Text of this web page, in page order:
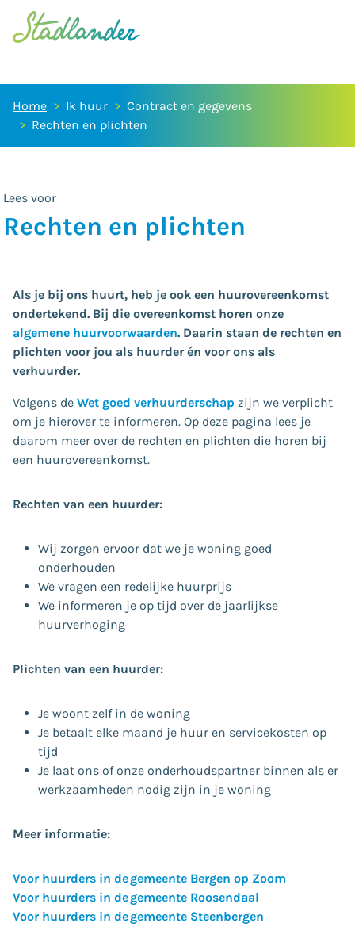
Home Ik huur
Contract en gegevens
Rechten en plichten
Lees voor
Rechten en plichten
Als je bij ons huurt, heb je ook een huurovereenkomst
ondertekend. Bij die overeenkomst horen onze
algemene huurvoorwaarden. Daarin staan de rechten en
plichten voor jou als huurder én voor ons als
verhuurder.
Volgens de Wet goed verhuurderschap zijn we verplicht
om je hierover te informeren. Op deze pagina lees je
daarom meer over de rechten en plichten die horen bij
een huurovereenkomst.
Rechten van een huurder:
Wij zorgen ervoor dat we je woning goed
onderhouden
We vragen een redelijke huurprijs
We informeren je op tijd over de jaarlijkse
huurverhoging
Plichten van een huurder:
Je woont zelf in de woning
Je betaalt elke maand je huur en servicekosten op
tijd
Je laat ons of onze onderhoudspartner binnen als er
werkzaamheden nodig zijn in je woning
Meer informatie:
Voor huurders in de gemeente Bergen op Zoom
Voor huurders in de gemeente Roosendaal
Voor huurders in de gemeente Steenbergen